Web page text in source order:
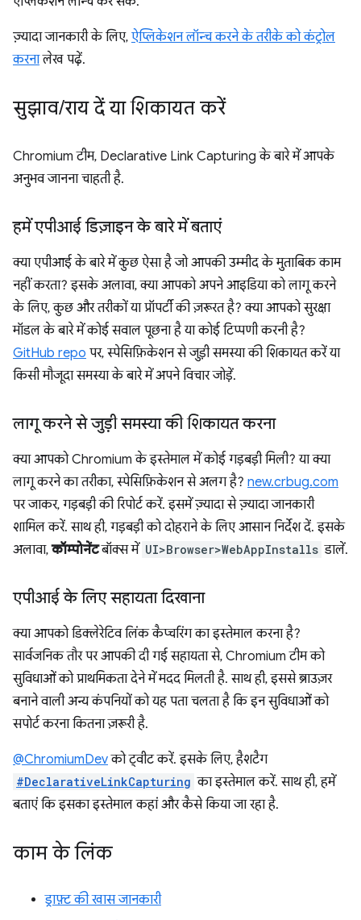
ज़्यादा जानकारी के लिए, ऐप्लिकेशन लॉन्च करने के तरीके को कंट्रोल
करनालेख पढ़ें.
सुझाव/राय दें या शिकायत करें
Chromium टीम, Declarative Link Capturing के बारे में आपके
अनुभव जानना चाहती है.
हमें एपीआई डिज़ाइन के बारे में बताएं
क्या एपीआई के बारे में कुछ ऐसा है जो आपकी उम्मीद के मुताबिक काम
नहीं करता? इसके अलावा, क्या आपको अपने आइडिया को लागू करने
के लिए, कुछ और तरीकों या प्रॉपर्टी की ज़रूरत है? क्या आपको सुरक्षा
मॉडल के बारे में कोई सवाल पूछना है या कोई टिप्पणी करनी है?
GitHub repo पर, स्पेसिफ़िकेशन से जुड़ी समस्या की शिकायत करें या
किसी मौजूदा समस्या के बारे में अपने विचार जोड़ें.
लागू करने से जुड़ी समस्या की शिकायत करना
क्या आपको Chromium के इस्तेमाल में कोई गड़बड़ी मिली? या क्या
लागू करने का तरीका, स्पेसिफ़िकेशन से अलग है? new.crbug.com
पर जाकर, गड़बड़ी की रिपोर्ट करें. इसमें ज़्यादा से ज़्यादा जानकारी
शामिल करें. साथ ही, गड़बड़ी को दोहराने के लिए आसान निर्देश दें. इसके
अलावा,कॉम्पोनेंटबॉक्स में UI>Browser>WebAppInstalls डालें.
एपीआई के लिए सहायता दिखाना
क्या आपको डिक्लेरेटिव लिंक कैप्चरिंग का इस्तेमाल करना है?
सार्वजनिक तौर पर आपकी दी गई सहायता से, Chromium टीम को
सुविधाओं को प्राथमिकता देने में मदद मिलती है. साथ ही, इससे ब्राउज़र
बनाने वाली अन्य कंपनियों को यह पता चलता है कि इन सुविधाओं को
सपोर्ट करना कितना ज़रूरी है.
@ChromiumDevको ट्वीट करें. इसके लिए, हैशटैग
#DeclarativeLinkCapturing का इस्तेमाल करें. साथ ही, हमें
बताएं कि इसका इस्तेमाल कहां और कैसे किया जा रहा है.
काम के लिंक
ड्राफ़्ट की खास जानकारी